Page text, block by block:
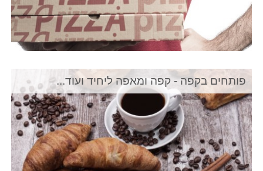
פותחים בקפה - קפה ומאפה ליחיד ועוד...